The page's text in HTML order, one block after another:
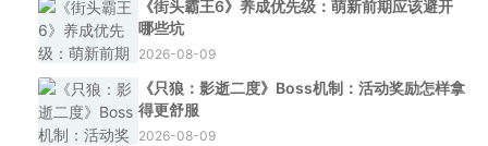
《街头霸王6》养成优先级：萌新前期应该避开
哪些坑
2026-08-09
《只狼：影逝二度》Boss机制：活动奖励怎样拿
得更舒服
2026-08-09